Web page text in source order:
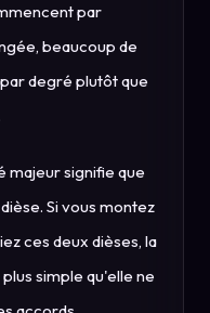
par
beaucoup de
degré plutôt que
majeur signifie que
Si vous montez
ces deux dièses, la
simple qu'elle ne